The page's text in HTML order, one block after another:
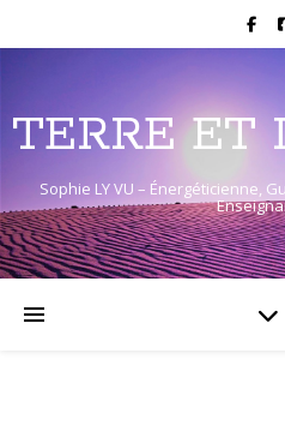
TERRE ET
Sophie LY VU – Énergéticienne,